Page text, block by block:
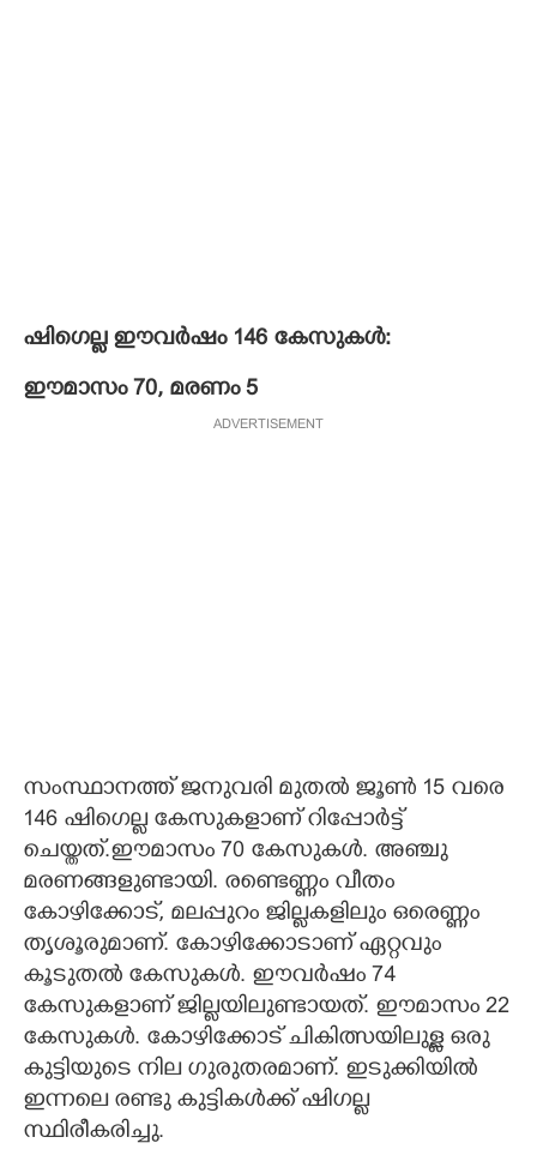
ഷിഗെല്ല ഈവർഷം 146 കേസുകൾ:
ഈമാസം 70, മരണം 5
ADVERTISEMENT
സംസ്ഥാനത്ത് ജനുവരി മുതൽ ജൂൺ 15 വരെ
146 ഷിഗെല്ല കേസുകളാണ് റിപ്പോർട്ട്
ചെയ്തത്.ഈമാസം 70 കേസുകൾ. അഞ്ചു
മരണങ്ങളുണ്ടായി. രണ്ടെണ്ണം വീതം
കോഴിക്കോട്, മലപ്പുറം ജില്ലകളിലും ഒരെണ്ണം
തൃശൂരുമാണ്. കോഴിക്കോടാണ് ഏറ്റവും
കൂടുതൽ കേസുകൾ. ഈവർഷം 74
കേസുകളാണ് ജില്ലയിലുണ്ടായത്. ഈമാസം 22
കേസുകൾ. കോഴിക്കോട് ചികിത്സയിലുള്ള ഒരു
കുട്ടിയുടെ നില ഗുരുതരമാണ്. ഇടുക്കിയിൽ
ഇന്നലെ രണ്ടു കുട്ടികൾക്ക് ഷിഗല്ല
സ്ഥിരീകരിച്ചു.